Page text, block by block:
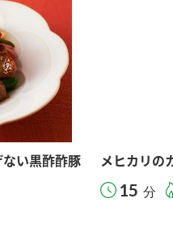
ない黒酢酢豚 メヒカリの
15 分